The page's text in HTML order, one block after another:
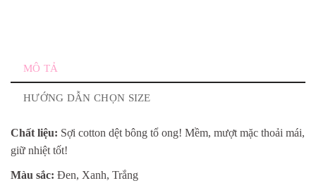
MÔ TẢ
HƯỚNG DẪN CHỌN SIZE
Chất liệu: Sợi cotton dệt bông tổ ong! Mềm, mượt mặc thoải mái,
giữ nhiệt tốt!
Màu sắc: Đen, Xanh, Trắng